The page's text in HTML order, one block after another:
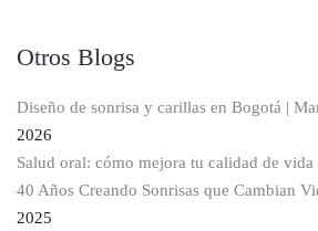
Otros Blogs
Diseño de sonrisa y carillas en Bogotá |
2026
Salud oral: cómo mejora tu calidad de vida
40 Años Creando Sonrisas que Cambian
2025